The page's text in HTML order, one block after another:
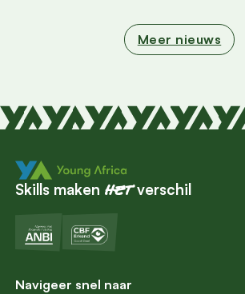
Meer nieuws
Skills maken hetverschil
Navigeer snel naar